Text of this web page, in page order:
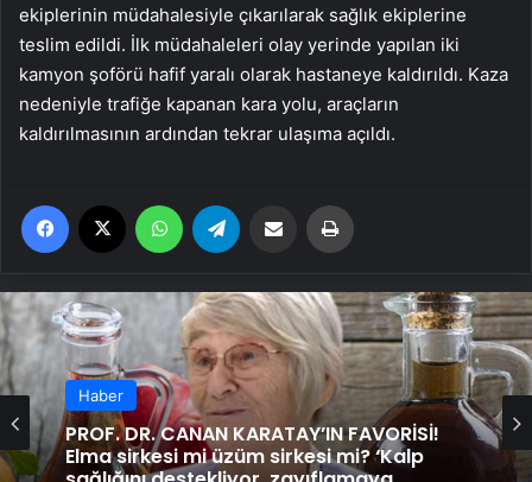
ekiplerinin müdahalesiyle çıkarılarak sağlık ekiplerine
teslim edildi. İlk müdahaleleri olay yerinde yapılan iki
kamyon şoförü hafif yaralı olarak hastaneye kaldırıldı. Kaza
nedeniyle trafiğe kapanan kara yolu, araçların
kaldırılmasının ardından tekrar ulaşıma açıldı.
Facebook WhatsApp Email'den paylaş
Haber
PROF. DR. CANAN KARATAY’IN FAVORİSİ!
Elma sirkesi mi üzüm sirkesi mi? ‘Kalp